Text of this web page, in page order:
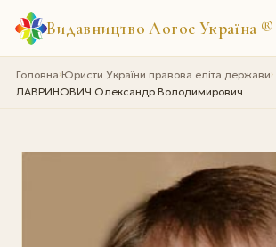
Видавництво Логос Україна ®
Головна›Юристи України правова еліта держави›
ЛАВРИНОВИЧ Олександр Володимирович